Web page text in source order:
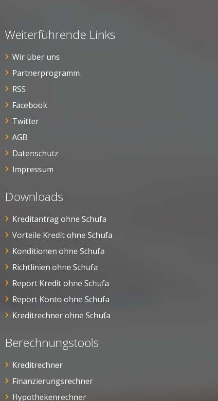
Weiterführende Links
Wir über uns
Partnerprogramm
RSS
Facebook
Twitter
AGB
Datenschutz
Impressum
Downloads
Kreditantrag ohne Schufa
Vorteile Kredit ohne Schufa
Konditionen ohne Schufa
Richtlinien ohne Schufa
Report Kredit ohne Schufa
Report Konto ohne Schufa
Kreditrechner ohne Schufa
Berechnungstools
Kreditrechner
Finanzierungsrechner
Hypothekenrechner